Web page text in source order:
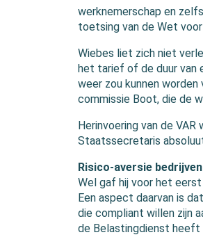
werknemerschap en
toetsing van de Wet
Wiebes liet zich niet
het tarief of de duur van
weer zou kunnen
commissie Boot, die de
Herinvoering van de
Staatssecretaris
Risico-aversie
Wel gaf hij voor het
Een aspect daarvan is
die compliant willen zijn
de Belastingdienst heeft